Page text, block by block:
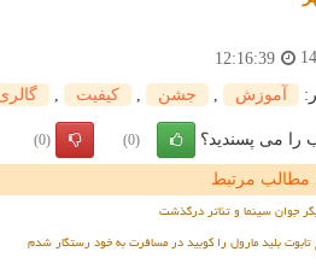
12:16:39
آموزش جشن كیفیت
را می پسندید؟ (0)
(0)
مطالب مرتبط
جوان سینما و تئاتر درگذشت
تابوت بلید مارول را کوبید در مسافرت به خود رستگار شدم